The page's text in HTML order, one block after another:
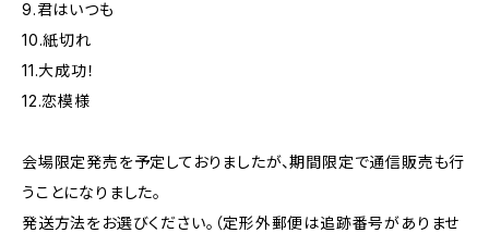
9.君はいつも
10.紙切れ
11.大成功！
12.恋模様
会場限定発売を予定しておりましたが、期間限定で通信販売も行
うことになりました。
発送方法をお選びください。（定形外郵便は追跡番号がありませ